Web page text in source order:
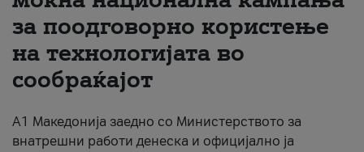
за поодговорно користење
на технологијата во
сообраќајот
A1 Македонија заедно со Министерството за
внатрешни работи денеска и официјално ја